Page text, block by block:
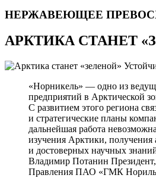
НЕРЖАВЕЮЩЕЕ
АРКТИКА СТАНЕТ
«Норникель» — одно из
предприятий в Арктической
С развитием этого региона
и стратегические планы
дальнейшая работа
изучения Арктики, получения
и достоверных научных
Владимир Потанин
Правления ПАО «ГМК